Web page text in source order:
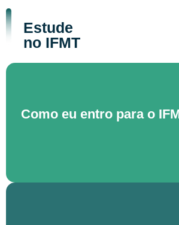
Estude
no IFMT
Como eu entro para o